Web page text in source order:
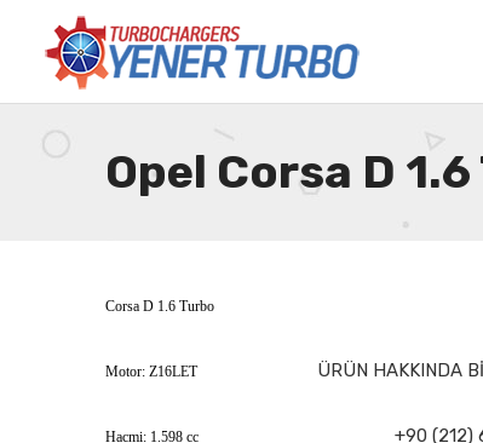
Opel Corsa D
Corsa D 1.6 Turbo
Motor: Z16LET ÜRÜN HAKKINDA
Hacmi: 1.598 cc +90 (212)